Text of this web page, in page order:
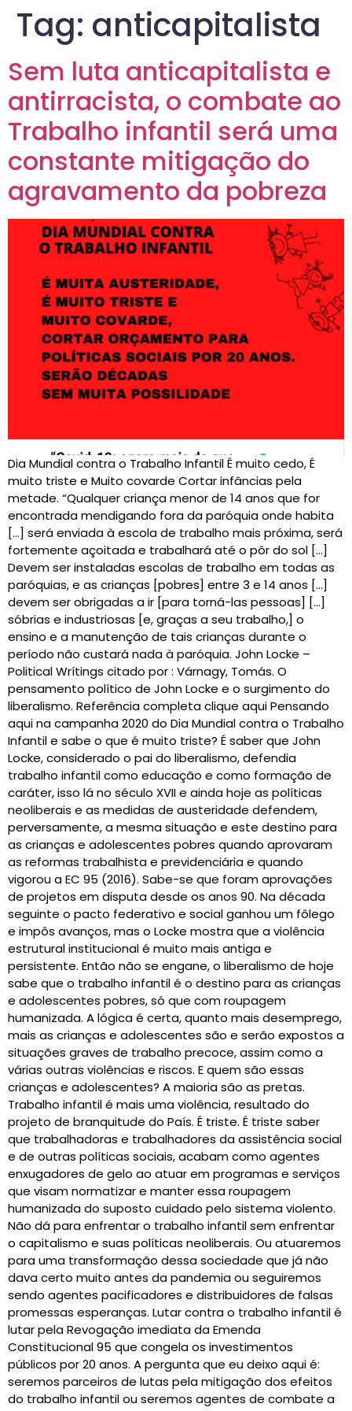
Tag: anticapitalista
Sem luta anticapitalista e
antirracista, o combate ao
Trabalho infantil será uma
constante mitigação do
agravamento da pobreza
Dia Mundial contra o Trabalho Infantil É muito cedo, É
muito triste e Muito covarde Cortar infâncias pela
metade. “Qualquer criança menor de 14 anos que for
encontrada mendigando fora da paróquia onde habita
[…] será enviada à escola de trabalho mais próxima, será
fortemente açoitada e trabalhará até o pôr do sol […]
Devem ser instaladas escolas de trabalho em todas as
paróquias, e as crianças [pobres] entre 3 e 14 anos […]
devem ser obrigadas a ir [para torná-las pessoas] […]
sóbrias e industriosas [e, graças a seu trabalho,] o
ensino e a manutenção de tais crianças durante o
período não custará nada à paróquia. John Locke –
Political Wrítings citado por : Várnagy, Tomás. O
pensamento político de John Locke e o surgimento do
liberalismo. Referência completa clique aqui Pensando
aqui na campanha 2020 do Dia Mundial contra o Trabalho
Infantil e sabe o que é muito triste? É saber que John
Locke, considerado o pai do liberalismo, defendia
trabalho infantil como educação e como formação de
caráter, isso lá no século XVII e ainda hoje as políticas
neoliberais e as medidas de austeridade defendem,
perversamente, a mesma situação e este destino para
as crianças e adolescentes pobres quando aprovaram
as reformas trabalhista e previdenciária e quando
vigorou a EC 95 (2016). Sabe-se que foram aprovações
de projetos em disputa desde os anos 90. Na década
seguinte o pacto federativo e social ganhou um fôlego
e impôs avanços, mas o Locke mostra que a violência
estrutural institucional é muito mais antiga e
persistente. Então não se engane, o liberalismo de hoje
sabe que o trabalho infantil é o destino para as crianças
e adolescentes pobres, só que com roupagem
humanizada. A lógica é certa, quanto mais desemprego,
mais as crianças e adolescentes são e serão expostos a
situações graves de trabalho precoce, assim como a
várias outras violências e riscos. E quem são essas
crianças e adolescentes? A maioria são as pretas.
Trabalho infantil é mais uma violência, resultado do
projeto de branquitude do País. É triste. É triste saber
que trabalhadoras e trabalhadores da assistência social
e de outras políticas sociais, acabam como agentes
enxugadores de gelo ao atuar em programas e serviços
que visam normatizar e manter essa roupagem
humanizada do suposto cuidado pelo sistema violento.
Não dá para enfrentar o trabalho infantil sem enfrentar
o capitalismo e suas políticas neoliberais. Ou atuaremos
para uma transformação dessa sociedade que já não
dava certo muito antes da pandemia ou seguiremos
sendo agentes pacificadores e distribuidores de falsas
promessas esperanças. Lutar contra o trabalho infantil é
lutar pela Revogação imediata da Emenda
Constitucional 95 que congela os investimentos
públicos por 20 anos. A pergunta que eu deixo aqui é:
seremos parceiros de lutas pela mitigação dos efeitos
do trabalho infantil ou seremos agentes de combate a